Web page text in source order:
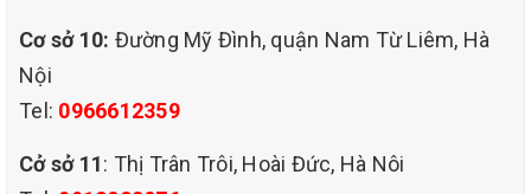
được tính thẩm mỹ, sofa sẽ có tuổi thọ dài
hơn và giúp bạn tiết kiệm chi phí thay thế
Tạo không gian sạch sẽ và tươi mới
Cơ sở 10: Đường Mỹ Đình, quận Nam Từ Liêm, Hà
Nội
Tel: 0966612359
Cở sở 11: Thị Trân Trôi, Hoài Đức, Hà Nôi